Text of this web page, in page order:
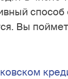
Вы